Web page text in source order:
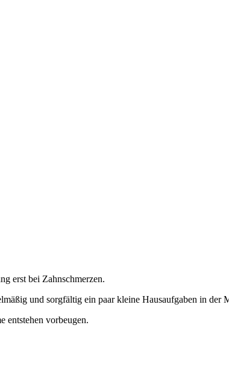
erst bei Zahnschmerzen.
und sorgfältig ein paar kleine Hausaufgaben in der
entstehen vorbeugen.